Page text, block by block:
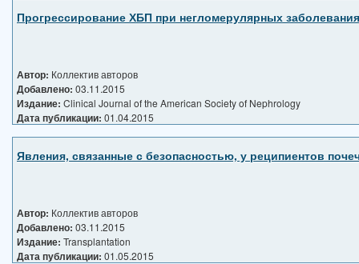
Прогрессирование ХБП при негломерулярных
Автор: Коллектив авторов
Добавлено: 03.11.2015
Издание: Clinical Journal of the American Society of Nephrology
Дата публикации: 01.04.2015
Явления, связанные с безопасностью, у реципиентов
Автор: Коллектив авторов
Добавлено: 03.11.2015
Издание: Transplantation
Дата публикации: 01.05.2015